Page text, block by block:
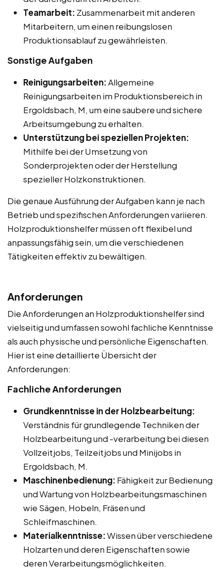
Teamarbeit: Zusammenarbeit mit anderen
Mitarbeitern, um einen reibungslosen
Produktionsablauf zu gewährleisten.
Sonstige Aufgaben
Reinigungsarbeiten:Allgemeine
Reinigungsarbeiten im Produktionsbereich in
Ergoldsbach, M, um eine saubere und sichere
Arbeitsumgebung zu erhalten.
Unterstützung bei speziellen Projekten:
Mithilfe bei der Umsetzung von
Sonderprojekten oder der Herstellung
spezieller Holzkonstruktionen.
Die genaue Ausführung der Aufgaben kann je nach
Betrieb und spezifischen Anforderungen variieren.
Holzproduktionshelfer müssen oft flexibel und
anpassungsfähig sein, um die verschiedenen
Tätigkeiten effektiv zu bewältigen.
Anforderungen
Die Anforderungen an Holzproduktionshelfer sind
vielseitig und umfassen sowohl fachliche Kenntnisse
als auch physische und persönliche Eigenschaften.
Hier ist eine detaillierte Übersicht der
Anforderungen:
Fachliche Anforderungen
Grundkenntnisse in der Holzbearbeitung:
Verständnis für grundlegende Techniken der
Holzbearbeitung und -verarbeitung bei diesen
Vollzeitjobs, Teilzeitjobs und Minijobs in
Ergoldsbach, M.
Maschinenbedienung: Fähigkeit zur Bedienung
und Wartung von Holzbearbeitungsmaschinen
wie Sägen, Hobeln, Fräsen und
Schleifmaschinen.
Materialkenntnisse:Wissen über verschiedene
Holzarten und deren Eigenschaften sowie
deren Verarbeitungsmöglichkeiten.